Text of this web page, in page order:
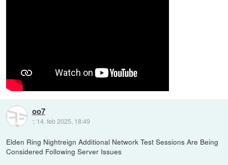
oo7
:: 14. feb 2025, 18:49
Elden Ring Nightreign Additional Network Test Sessions Are Being
Considered Following Server Issues